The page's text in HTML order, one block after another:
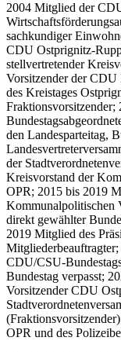
2004 Mitglied der
sachkundiger
CDU Ostprignitz-
stellvertretender
Vorsitzender der CDU
des Kreistages
Fraktionsvorsitzender;
den Landesparteitag,
der
Kreisvorstand der
OPR; 2015 bis 2019
Kommunalpolitischen
direkt gewählter
2019 Mitglied des
CDU/CSU-
Bundestag verpasst;
Vorsitzender CDU
OPR und des